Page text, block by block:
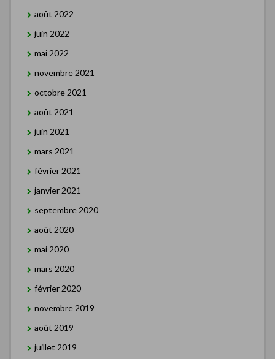
août 2022
juin 2022
mai 2022
novembre 2021
octobre 2021
août 2021
juin 2021
mars 2021
février 2021
janvier 2021
septembre 2020
août 2020
mai 2020
mars 2020
février 2020
novembre 2019
août 2019
juillet 2019